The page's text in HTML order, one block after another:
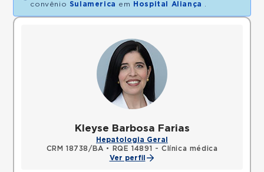
convênio Sulamerica em Hospital Aliança
Kleyse Barbosa Farias
Hepatologia Geral
CRM 18738/BA •
RQE 14891 - Clínica médica
Ver perfil